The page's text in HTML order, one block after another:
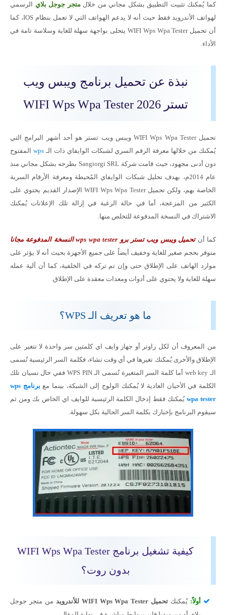
كما يُمكنك تثبيت التطبيق بشكل مجاني من خلالمتجر جوجل بلاي الرسمي
لهواتف الأندرويد فقط حيث أنه لا يدعم الهواتف التي لا تعمل بنظام IOS، كما
أن تحميل WIFI Wps Wpa Tester يتحلى بواجهة سهلة للغاية وسلاسة تامة في
الأداء.
نبذة عن تحميل برنامج ويبس ويب
تستر WIFI Wps Wpa Tester 2026
تحميل WIFI Wps Wpa Tester ويبس ويب تستر هو أحد أشهر البرامج التي
يُمكنك من خلالها معرفة الرقم السري لشبكات الوايفاي ذات الـwps المفتوح
دون أدنى مجهود، حيث قامت شركة Sangiorgi SRL بطرحه بشكل مجاني منذ
عام 2014م، بهدف تحليل شبكات الوايفاي المُحيطة ومعرفة الأرقام السرية
الخاصة بهم، ولكن تحميل WIFI Wps Wpa Tester الإصدار القديم يحتوي على
الكثير من المزعجة، أما في حالة الرغبة في إزالة تلك الإعلانات يُمكنك
الاشتراك في النسخة المدفوعة للتخلص منها.
كما أنتحميل ويبس ويب تستر برو wps wpa tester النسخة المدفوعة مجانا
متوفر بحجم صغير للغاية وخفيف أيضاً على جميع الأجهزة بحيث أنه لا يؤثر على
موارد الهاتف على الإطلاق حتى وإن تم تركه في الخلفية، كما أن آلية عمله
سهلة للغاية ولا يحتوي على أدوات ومعدات معقدة على الإطلاق.
ما هو تعريف الـ WPS؟
من المعروف أن لكل راوتر أو جهاز وايف اي كلمتين سر واحدة لا تتغير على
الإطلاق والأخرى يُمكنك تغيرها في أي وقت تشاء، فكلمة السر الرئيسية تُسمى
الـ web key أما كلمة السر المتغيرة تُسمى الـ WPS PIN ففي حال نسيان تلك
الكلمة في الأحيان العادية لا يُمكنك الولوج إلى الشبكة، بينما مع
برنامج wps
wpa tester يُمكنك فقط إدخال الكلمة الرئيسية للوايف اي الخاص بك ومن ثم
سيقوم البرنامج بإخبارك بكلمة السر الحالية بكل سهولة.
كيفية تشغيل برنامج WIFI Wps Wpa Tester
بدون روت؟
أولاً: يُمكنك تحميل WIFI Wps Wpa Tester للأندرويد
من متجر جوجل